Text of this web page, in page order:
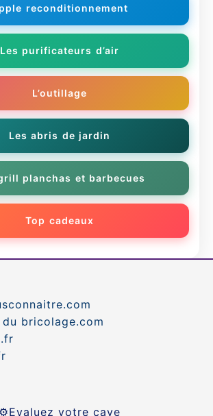
reconditionnement
Les purificateurs d’air
L’outillage
Les abris de jardin
planchas et barbecues
Top cadeaux
du bricolage.com
⚙️Evaluez votre cave